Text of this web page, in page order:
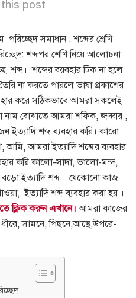
post
পরিচ্ছেদ সমাধান : শব্দের শ্রেণি
শব্দপর শেণি নিয়ে আলোচনা
শব্দ। শব্দের বয়বহার টিক না হলে
না করতে পারলে ভাষা প্রকাশের
করে সঠিকভাবে আমরা সকলেই
নাম বোঝাতে আমরা শফিক, জব্বার ,
ইত্যাদি শব্দ ব্যবহার করি।কারো
আমি, আমরা ইত্যাদি শব্দের ব্যবহার
করি কালো-সাদা, ভালো-মন্দ,
ইত্যাদি শব্দ। যেকোনো কাজ
ইত্যাদি শব্দ ব্যবহার করা হয় ।
ক্লিক করুন এখানে।আমরা কাজের
সামনে, পিছনে,আস্থে,উপরে-